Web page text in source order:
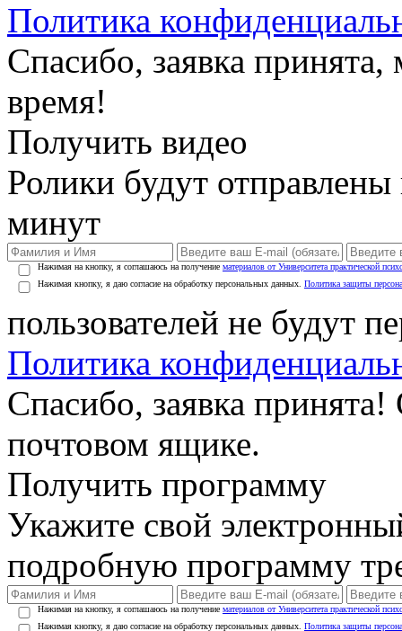
Политика
Спасибо, заявка
время!
Получить видео
Ролики будут
минут
Нажимая на кнопку, я соглашаюсь на получение материалов от Университета практической
Нажимая кнопку, я даю согласие на обработку персональных данных. Политика защиты
пользователей не будут
Политика
Спасибо, заявка
почтовом ящике.
Получить программу
Укажите свой
подробную программу
Нажимая на кнопку, я соглашаюсь на получение материалов от Университета практической
Нажимая кнопку, я даю согласие на обработку персональных данных. Политика защиты